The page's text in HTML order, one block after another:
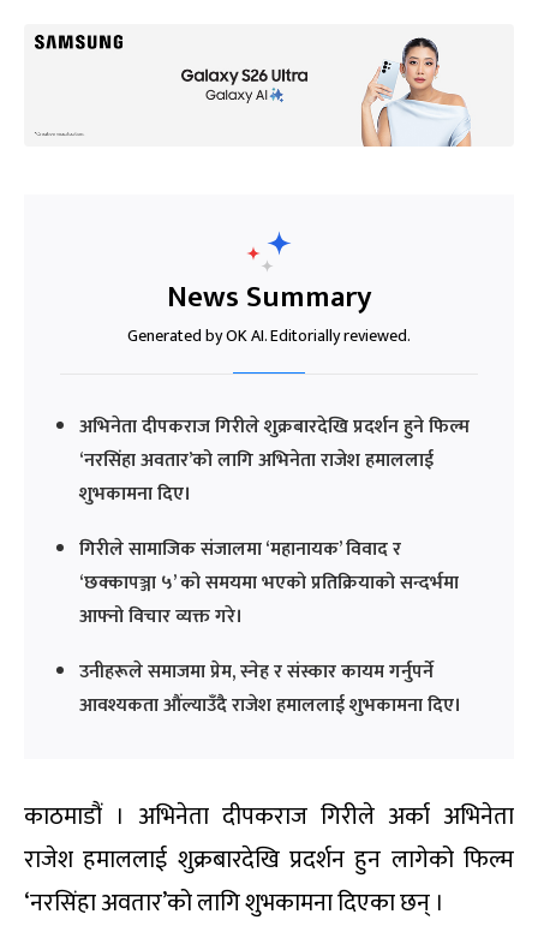
News Summary
Generated by OK AI. Editorially reviewed.
अभिनेता दीपकराज गिरीले शुक्रबारदेखि प्रदर्शन हुने फिल्म
‘नरसिंहा अवतार’को लागि अभिनेता राजेश हमाललाई
शुभकामना दिए।
गिरीले सामाजिक संजालमा ‘महानायक’ विवाद र
‘छक्कापञ्जा ५’ को समयमा भएको प्रतिक्रियाको सन्दर्भमा
आफ्नो विचार व्यक्त गरे।
उनीहरूले समाजमा प्रेम, स्नेह र संस्कार कायम गर्नुपर्ने
आवश्यकता औंल्याउँदै राजेश हमाललाई शुभकामना दिए।
काठमाडौं । अभिनेता दीपकराज गिरीले अर्का अभिनेता
राजेश हमाललाई शुक्रबारदेखि प्रदर्शन हुन लागेको फिल्म
‘नरसिंहा अवतार’को लागि शुभकामना दिएका छन् ।